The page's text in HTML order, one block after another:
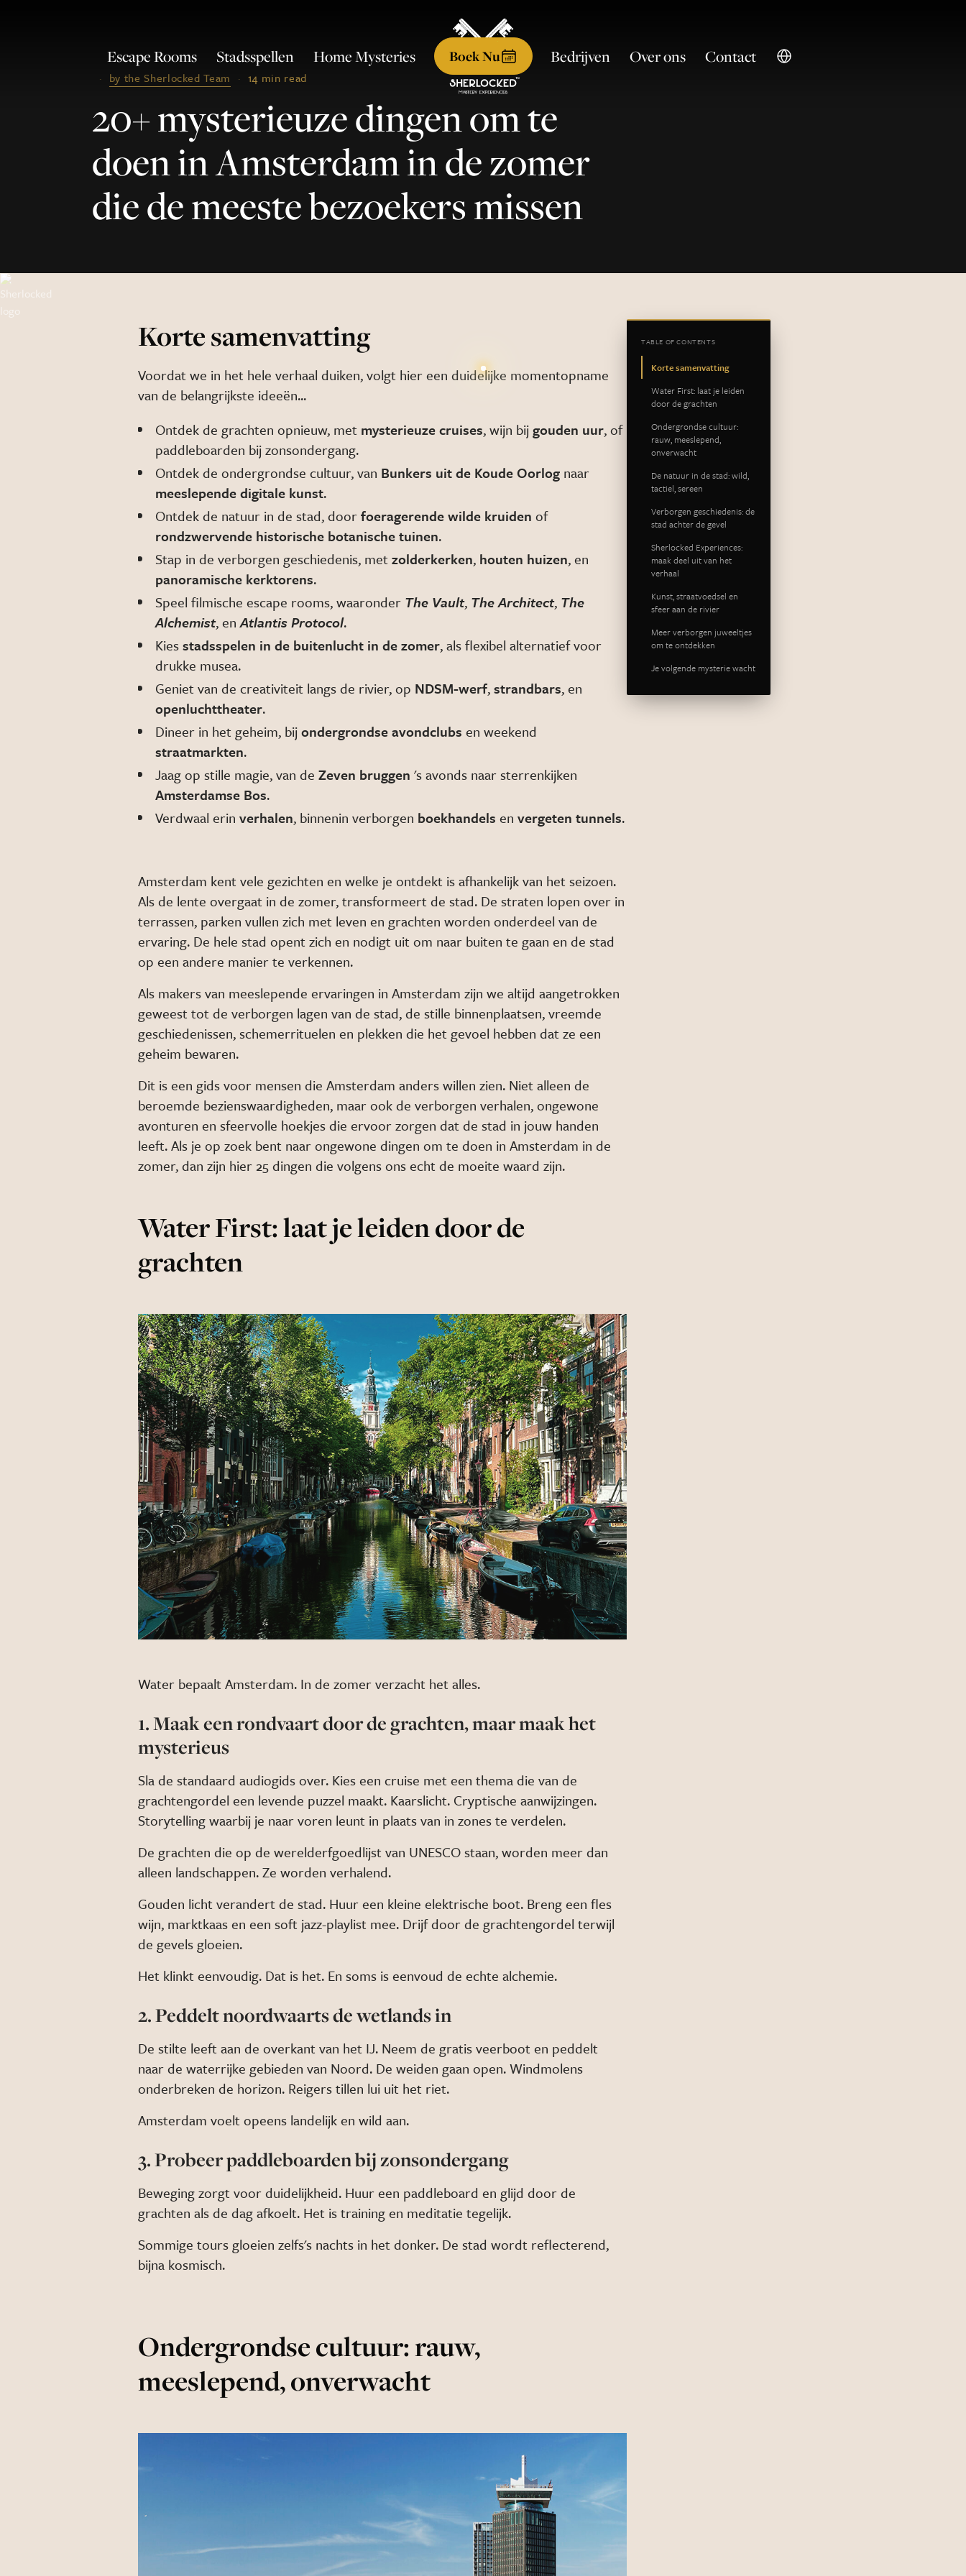
Escape Rooms Stadsspellen Home Mysteries Bedrijven Over ons Contact
Boek Nu
· by the Sherlocked Team · 14 min read
20+ mysterieuze dingen om te
doen in Amsterdam in de zomer
die de meeste bezoekers missen
Korte samenvatting
Voordat we in het hele verhaal duiken, volgt hier een duidelijke momentopname
van de belangrijkste ideeën...
Ontdek de grachten opnieuw, met mysterieuze cruises, wijn bijgouden uur, of
paddleboarden bij zonsondergang.
Ontdek de ondergrondse cultuur, van Bunkers uit de Koude Oorlog naar
meeslepende digitale kunst.
Ontdek de natuur in de stad, doorfoeragerende wilde kruiden of
rondzwervende historische botanische tuinen.
Stap in de verborgen geschiedenis, met zolderkerken, houten huizen, en
panoramische kerktorens.
Speel filmische escape rooms, waaronder The Vault, The Architect, The
Alchemist, enAtlantis Protocol.
Kiesstadsspelen in de buitenlucht in de zomer, als flexibel alternatief voor
drukke musea.
Geniet van de creativiteit langs de rivier, op NDSM-werf,strandbars, en
openluchttheater.
Dineer in het geheim, bijondergrondse avondclubs en weekend
straatmarkten.
Jaag op stille magie, van de Zeven bruggen 's avonds naar sterrenkijken
Amsterdamse Bos.
Verdwaal erin verhalen, binnenin verborgen boekhandels en vergeten tunnels.
Amsterdam kent vele gezichten en welke je ontdekt is afhankelijk van het seizoen.
Als de lente overgaat in de zomer, transformeert de stad. De straten lopen over in
terrassen, parken vullen zich met leven en grachten worden onderdeel van de
ervaring. De hele stad opent zich en nodigt uit om naar buiten te gaan en de stad
op een andere manier te verkennen.
Als makers van meeslepende ervaringen in Amsterdam zijn we altijd aangetrokken
geweest tot de verborgen lagen van de stad, de stille binnenplaatsen, vreemde
geschiedenissen, schemerrituelen en plekken die het gevoel hebben dat ze een
geheim bewaren.
Dit is een gids voor mensen die Amsterdam anders willen zien. Niet alleen de
beroemde bezienswaardigheden, maar ook de verborgen verhalen, ongewone
avonturen en sfeervolle hoekjes die ervoor zorgen dat de stad in jouw handen
leeft. Als je op zoek bent naar ongewone dingen om te doen in Amsterdam in de
zomer, dan zijn hier 25 dingen die volgens ons echt de moeite waard zijn.
Water First: laat je leiden door de
grachten
Water bepaalt Amsterdam. In de zomer verzacht het alles.
1. Maak een rondvaart door de grachten, maar maak het
mysterieus
Sla de standaard audiogids over. Kies een cruise met een thema die van de
grachtengordel een levende puzzel maakt. Kaarslicht. Cryptische aanwijzingen.
Storytelling waarbij je naar voren leunt in plaats van in zones te verdelen.
De grachten die op de werelderfgoedlijst van UNESCO staan, worden meer dan
alleen landschappen. Ze worden verhalend.
Gouden licht verandert de stad. Huur een kleine elektrische boot. Breng een fles
wijn, marktkaas en een soft jazz-playlist mee. Drijf door de grachtengordel terwijl
de gevels gloeien.
Het klinkt eenvoudig. Dat is het. En soms is eenvoud de echte alchemie.
2. Peddelt noordwaarts de wetlands in
De stilte leeft aan de overkant van het IJ. Neem de gratis veerboot en peddelt
naar de waterrijke gebieden van Noord. De weiden gaan open. Windmolens
onderbreken de horizon. Reigers tillen lui uit het riet.
Amsterdam voelt opeens landelijk en wild aan.
3. Probeer paddleboarden bij zonsondergang
Beweging zorgt voor duidelijkheid. Huur een paddleboard en glijd door de
grachten als de dag afkoelt. Het is training en meditatie tegelijk.
Sommige tours gloeien zelfs's nachts in het donker. De stad wordt reflecterend,
bijna kosmisch.
Ondergrondse cultuur: rauw,
meeslepend, onverwacht
TABLE OF CONTENTS
Korte samenvatting
Water First: laat je leiden
door de grachten
Ondergrondse cultuur:
rauw, meeslepend,
onverwacht
De natuur in de stad: wild,
tactiel, sereen
Verborgen geschiedenis: de
stad achter de gevel
Sherlocked Experiences:
maak deel uit van het
verhaal
Kunst, straatvoedsel en
sfeer aan de rivier
Meer verborgen juweeltjes
om te ontdekken
Je volgende mysterie wacht